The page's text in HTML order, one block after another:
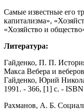
Самые известные его
капитализма»,
«Хозяйство и
Литература:
Гайденко, П. П.
Макса Вебера и
Гайденко, Юрий
1991. - 366, [1] с. -
Рахманов, А. Б.